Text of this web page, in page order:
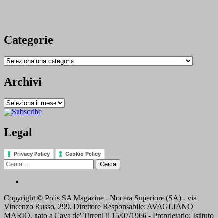
Categorie
Categorie
Archivi
Archivi
Legal
Privacy Policy Cookie Policy
Ricerca
per:
Copyright © Polis SA Magazine - Nocera Superiore (SA) - via
Vincenzo Russo, 299. Direttore Responsabile: AVAGLIANO
MARIO, nato a Cava de' Tirreni il 15/07/1966 - Proprietario: Istituto